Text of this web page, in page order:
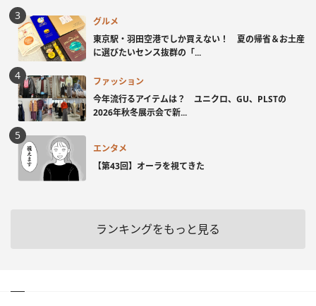
グルメ
東京駅・羽田空港でしか買えない！ 夏の帰省＆お土産
に選びたいセンス抜群の「...
ファッション
今年流行るアイテムは？ ユニクロ、GU、PLSTの
2026年秋冬展示会で新...
エンタメ
【第43回】オーラを視てきた
ランキングをもっと見る